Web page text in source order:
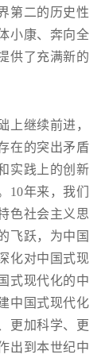
第二的历史性
小康、奔向全
供了充满新的
继续前进，
在的突出矛盾
实践上的创新
10年来，我们
色社会主义思
飞跃，为中国
化对中国式现
式现代化的中
中国式现代化
更加科学、更
出到本世纪中